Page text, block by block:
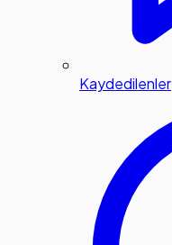
Kaydedilenler